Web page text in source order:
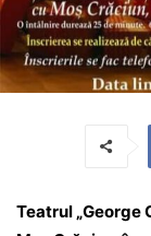
Teatrul „George